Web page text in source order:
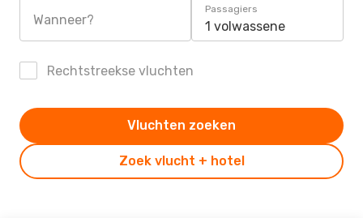
Wanneer?
Passagiers
1 volwassene
Rechtstreekse vluchten
Zoek vlucht + hotel
Vluchten zoeken